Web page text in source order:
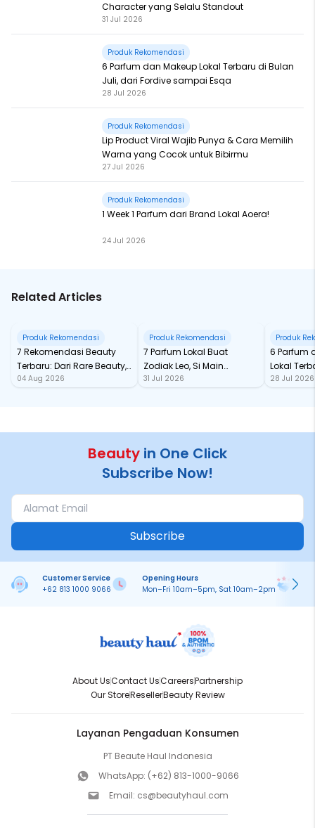
Character yang Selalu Standout
31 Jul 2026
Produk Rekomendasi
6 Parfum dan Makeup Lokal Terbaru di Bulan
Juli, dari Fordive sampai Esqa
28 Jul 2026
Produk Rekomendasi
Lip Product Viral Wajib Punya & Cara Memilih
Warna yang Cocok untuk Bibirmu
27 Jul 2026
Produk Rekomendasi
1 Week 1 Parfum dari Brand Lokal Aoera!
24 Jul 2026
Related Articles
Produk Rekomendasi
7 Rekomendasi Beauty
Terbaru: Dari Rare Beauty,
Sampai Rhode Skin, Super
04 Aug 2026
Produk Rekomendasi
7 Parfum Lokal Buat
Zodiak Leo, Si Main
Character yang Selalu
31 Jul 2026
Produk
6 Parfum
Lokal
dari
28 Jul 2026
Beauty in One Click
Subscribe Now!
Subscribe
Customer Service
+62 813 1000 9066
Opening Hours
Mon–Fri 10am–5pm, Sat 10am–2pm
About UsContact UsCareersPartnership
Our StoreResellerBeauty Review
Layanan Pengaduan Konsumen
PT Beaute Haul Indonesia
WhatsApp: (+62) 813-1000-9066
Email: cs@beautyhaul.com